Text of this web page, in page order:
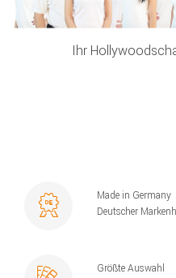
Ihr
Made in Germany
Deutscher
Größte Auswahl